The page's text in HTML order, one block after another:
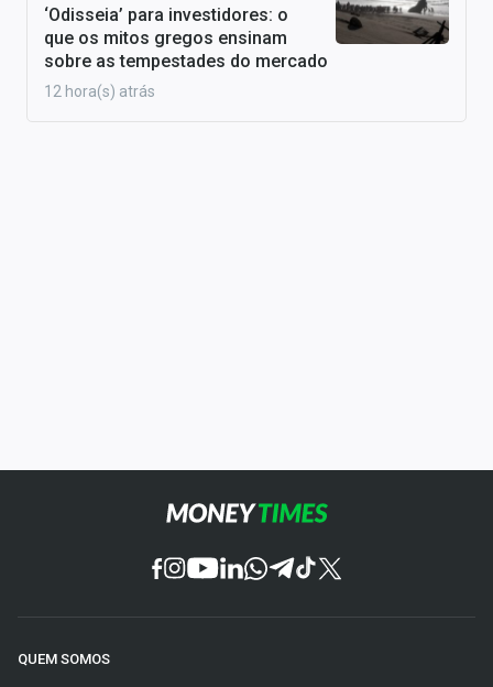
‘Odisseia’ para investidores: o
que os mitos gregos ensinam
sobre as tempestades do mercado
12 hora(s) atrás
QUEM SOMOS